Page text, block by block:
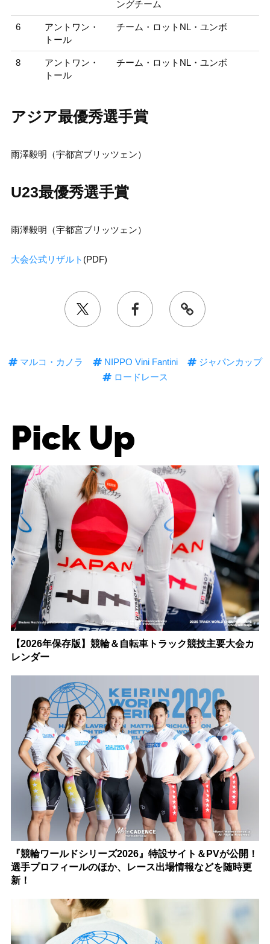
ングチーム
6
アントワン・
トール
チーム・ロットNL・ユンボ
8
アントワン・
トール
チーム・ロットNL・ユンボ
アジア最優秀選手賞
雨澤毅明（宇都宮ブリッツェン）
U23最優秀選手賞
雨澤毅明（宇都宮ブリッツェン）
大会公式リザルト (PDF)
マルコ・カノラ NIPPO Vini Fantini
ジャパンカップ
ロードレース
Pick Up
【2026年保存版】競輪＆自転車トラック競技主要大会カ
レンダー
『競輪ワールドシリーズ2026』特設サイト＆PVが公開！
選手プロフィールのほか、レース出場情報などを随時更
新！